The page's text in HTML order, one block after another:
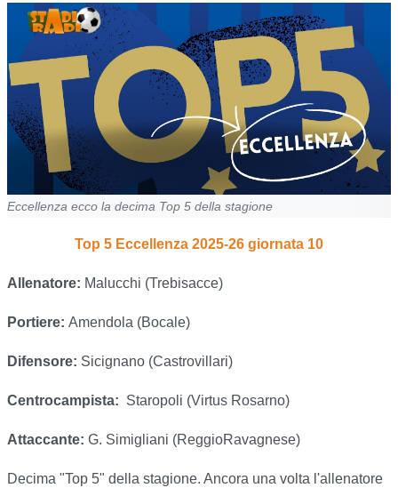
Eccellenza ecco la decima Top 5 della stagione
Top 5 Eccellenza 2025-26 giornata 10
Allenatore: Malucchi (Trebisacce)
Portiere: Amendola (Bocale)
Difensore: Sicignano (Castrovillari)
Centrocampista: Staropoli (Virtus Rosarno)
Attaccante: G. Simigliani (ReggioRavagnese)
Decima "Top 5" della stagione. Ancora una volta l'allenatore